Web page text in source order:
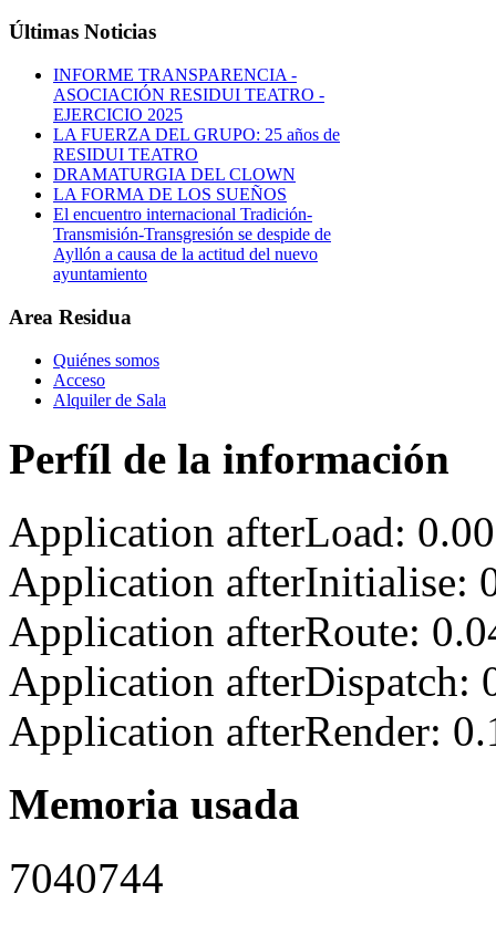
Últimas Noticias
INFORME TRANSPARENCIA -
ASOCIACIÓN RESIDUI TEATRO -
EJERCICIO 2025
LA FUERZA DEL GRUPO: 25 años de
RESIDUI TEATRO
DRAMATURGIA DEL CLOWN
LA FORMA DE LOS SUEÑOS
El encuentro internacional Tradición-
Transmisión-Transgresión se despide de
Ayllón a causa de la actitud del nuevo
ayuntamiento
Area Residua
Quiénes somos
Acceso
Alquiler de Sala
Perfíl de la información
Application afterLoad:
Application afterInitialise:
Application afterRoute:
Application afterDispatch:
Application afterRender:
Memoria usada
7040744